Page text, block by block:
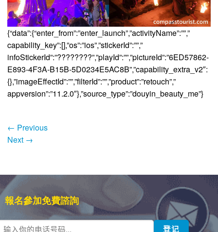
{“data”:{“enter_from”:”enter_launch”,”activityName”:””,”
capability_key”:[],”os”:”ios”,”stickerId”:””,”
infoStickerId”:”????????”,”playId”:””,”pictureId”:”6ED57862-
E893-4F3A-B15B-5D0234E5AC8B”,”capability_extra_v2″:
{},”imageEffectId”:””,”filterId”:””,”product”:”retouch”,”
appversion”:”11.2.0″},”source_type”:”douyin_beauty_me”}
← Previous
Next →
報名參加免費諮詢